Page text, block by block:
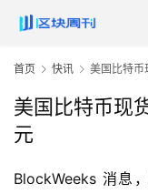
首页 快讯 美国比特
美国比特币现
元
BlockWeeks 消息